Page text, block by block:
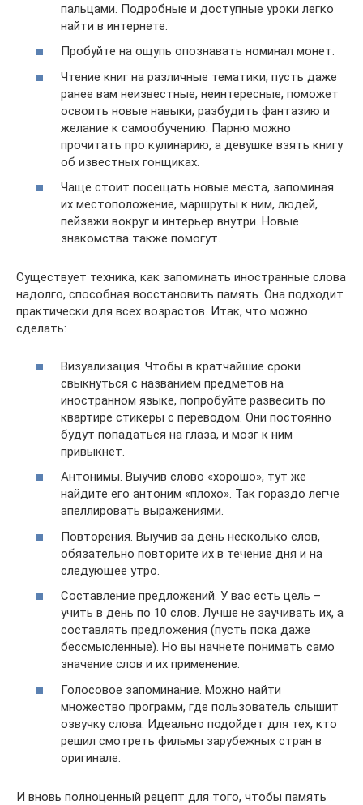
пальцами. Подробные и доступные уроки легко
найти в интернете.
Пробуйте на ощупь опознавать номинал монет.
Чтение книг на различные тематики, пусть даже
ранее вам неизвестные, неинтересные, поможет
освоить новые навыки, разбудить фантазию и
желание к самообучению. Парню можно
прочитать про кулинарию, а девушке взять книгу
об известных гонщиках.
Чаще стоит посещать новые места, запоминая
их местоположение, маршруты к ним, людей,
пейзажи вокруг и интерьер внутри. Новые
знакомства также помогут.
Существует техника, как запоминать иностранные слова
надолго, способная восстановить память. Она подходит
практически для всех возрастов. Итак, что можно
сделать:
Визуализация. Чтобы в кратчайшие сроки
свыкнуться с названием предметов на
иностранном языке, попробуйте развесить по
квартире стикеры с переводом. Они постоянно
будут попадаться на глаза, и мозг к ним
привыкнет.
Антонимы. Выучив слово «хорошо», тут же
найдите его антоним «плохо». Так гораздо легче
апеллировать выражениями.
Повторения. Выучив за день несколько слов,
обязательно повторите их в течение дня и на
следующее утро.
Составление предложений. У вас есть цель –
учить в день по 10 слов. Лучше не заучивать их, а
составлять предложения (пусть пока даже
бессмысленные). Но вы начнете понимать само
значение слов и их применение.
Голосовое запоминание. Можно найти
множество программ, где пользователь слышит
озвучку слова. Идеально подойдет для тех, кто
решил смотреть фильмы зарубежных стран в
оригинале.
И вновь полноценный рецепт для того, чтобы память